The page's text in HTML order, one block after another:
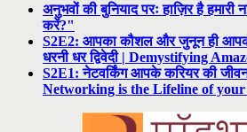
अनुभवों की बुनियाद परः हाज़िर है
करें?"
S2E2: आपका कौशल और जुनून ही
धरनी धर द्विवेदी | Demystifying
S2E1: नेटवर्किंग आपके करियर की
Networking is the Lifeline of your